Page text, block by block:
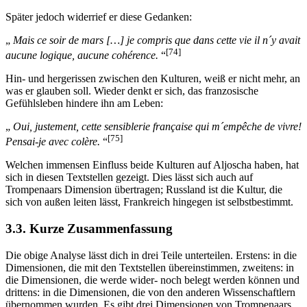
Später jedoch widerrief er diese Gedanken:
„ Mais ce soir de mars […] je compris que dans cette vie il n´y avait
aucune logique, aucune cohérence. “[74]
Hin- und hergerissen zwischen den Kulturen, weiß er nicht mehr, an
was er glauben soll. Wieder denkt er sich, das franzosische
Gefühlsleben hindere ihn am Leben:
„ Oui, justement, cette sensiblerie française qui m´empêche de vivre!
Pensai-je avec colère. “[75]
Welchen immensen Einfluss beide Kulturen auf Aljoscha haben, hat
sich in diesen Textstellen gezeigt. Dies lässt sich auch auf
Trompenaars Dimension übertragen; Russland ist die Kultur, die
sich von außen leiten lässt, Frankreich hingegen ist selbstbestimmt.
3.3. Kurze Zusammenfassung
Die obige Analyse lässt dich in drei Teile unterteilen. Erstens: in die
Dimensionen, die mit den Textstellen übereinstimmen, zweitens: in
die Dimensionen, die werde wider- noch belegt werden können und
drittens: in die Dimensionen, die von den anderen Wissenschaftlern
übernommen wurden. Es gibt drei Dimensionen von Trompenaars,